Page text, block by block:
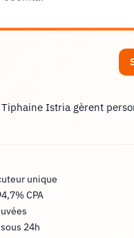
Istria gèrent
unique
CPA
24h